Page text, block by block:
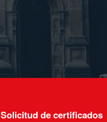
Solicitud de certificados